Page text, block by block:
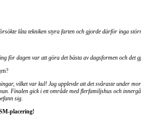
låta tekniken styra farten och gjorde därför inga
för dagen var att göra det bästa av dagsformen och det
vilket var kul! Jag upplevde att det svåraste under
Finalen gick i ett område med flerfamiljshus och
sig.
placering!